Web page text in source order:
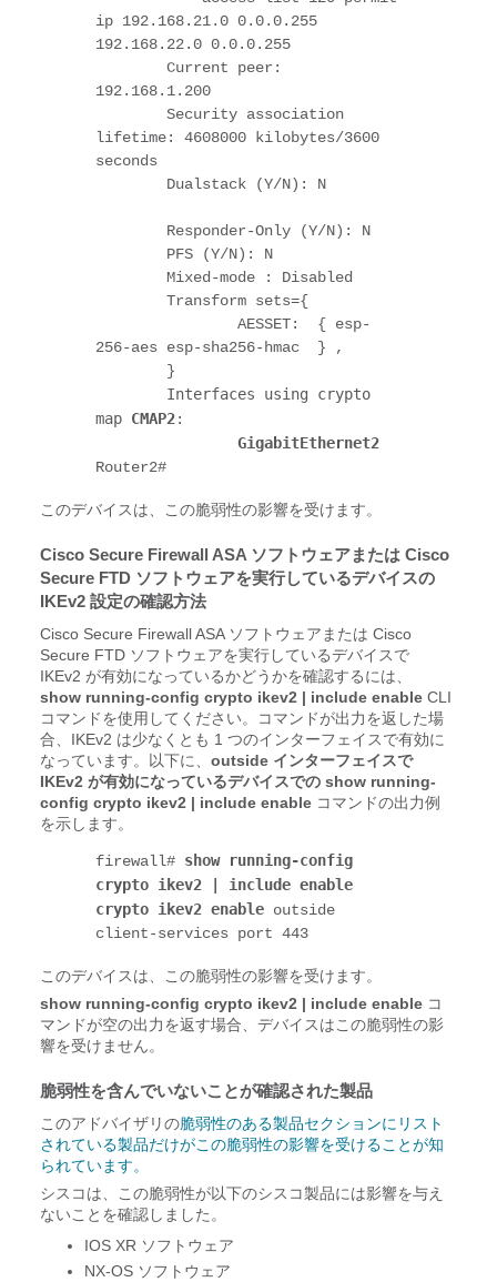
ip 192.168.21.0 0.0.0.255
192.168.22.0 0.0.0.255
192.168.1.200
lifetime: 4608000 kilobytes/3600
seconds
        Dualstack (Y/N): N
        Responder-Only (Y/N): N
        PFS (Y/N): N
        Mixed-mode : Disabled
        Transform sets={
256-aes esp-sha256-hmac  } ,
        }
Interfaces using crypto
map CMAP2:
GigabitEthernet2
Router2#
このデバイスは、この脆弱性の影響を受けます。
Cisco Secure Firewall ASA ソフトウェアまたは Cisco
Secure FTD ソフトウェアを実行しているデバイスの
IKEv2 設定の確認方法
Cisco Secure Firewall ASA ソフトウェアまたは Cisco
Secure FTD ソフトウェアを実行しているデバイスで
IKEv2 が有効になっているかどうかを確認するには、
show running-config crypto ikev2 | include enable CLI
コマンドを使用してください。コマンドが出力を返した場
合、IKEv2 は少なくとも 1 つのインターフェイスで有効に
なっています。以下に、 outside インターフェイスで
IKEv2 が有効になっているデバイスでの show running-
config crypto ikev2 | include enable コマンドの出力例
を示します。
firewall# show running-config
crypto ikev2 | include enable
crypto ikev2 enable outside
client-services port 443
このデバイスは、この脆弱性の影響を受けます。
show running-config crypto ikev2 | include enable コ
マンドが空の出力を返す場合、デバイスはこの脆弱性の影
響を受けません。
脆弱性を含んでいないことが確認された製品
このアドバイザリの脆弱性のある製品セクションにリスト
されている製品だけがこの脆弱性の影響を受けることが知
られています。
シスコは、この脆弱性が以下のシスコ製品には影響を与え
ないことを確認しました。
IOS XR ソフトウェア
NX-OS ソフトウェア